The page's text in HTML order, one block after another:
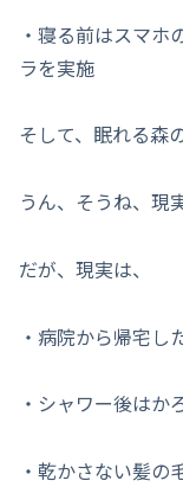
・寝る前はスマホ
ラを実施
そして、眠れる森
うん、そうね、現
だが、現実は、
・病院から帰宅し
・シャワー後はか
・乾かさない髪の